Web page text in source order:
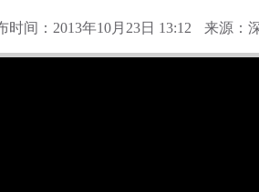
时间：2013年10月23日 13:12 来源：